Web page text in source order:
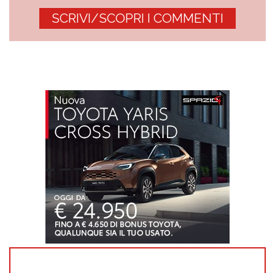
SCRIVI/SCOPRI I COMMENTI